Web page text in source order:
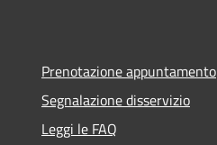
Prenotazione appuntamento
Segnalazione disservizio
Leggi le FAQ